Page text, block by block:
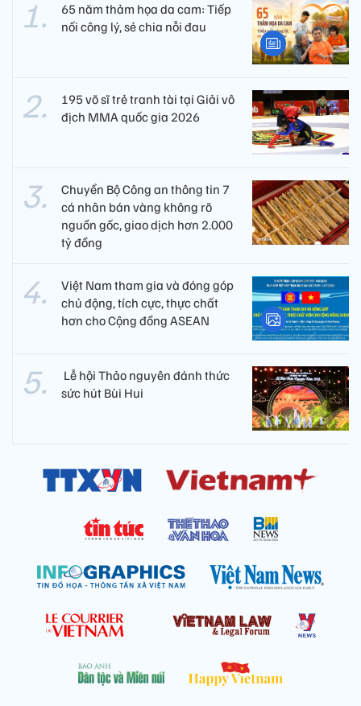
65 năm thảm họa da cam: Tiếp
nối công lý, sẻ chia nỗi đau
195 võ sĩ trẻ tranh tài tại Giải vô
địch MMA quốc gia 2026
Chuyển Bộ Công an thông tin 7
cá nhân bán vàng không rõ
nguồn gốc, giao dịch hơn 2.000
tỷ đồng
Việt Nam tham gia và đóng góp
chủ động, tích cực, thực chất
hơn cho Cộng đồng ASEAN
​ Lễ hội Thảo nguyên đánh thức
sức hút Bùi Hui